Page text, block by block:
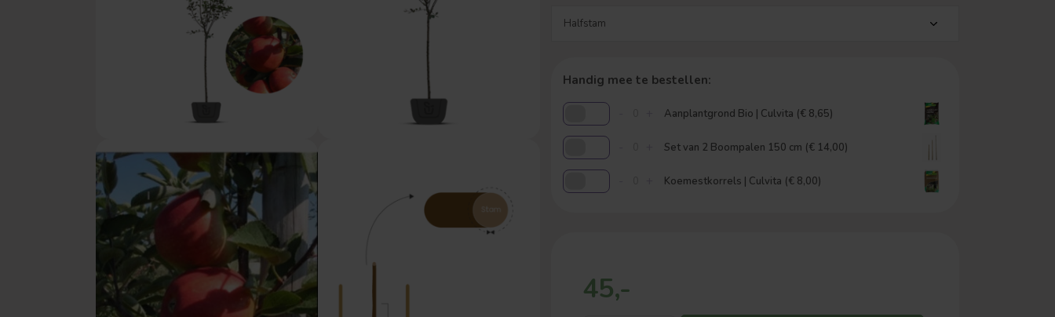
Handig mee te bestellen:
Aanplantgrond Bio | Culvita (€ 8,65)
Set van 2 Boompalen 150 cm (€ 14,00)
Koemestkorrels | Culvita (€ 8,00)
45,-